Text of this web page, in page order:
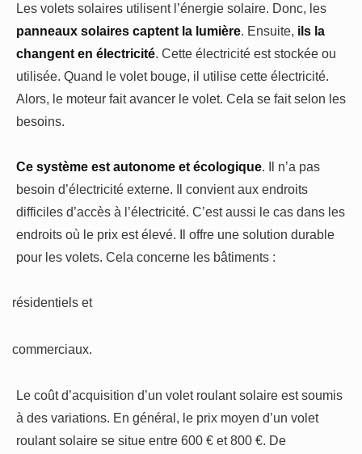
Les volets solaires utilisent l’énergie solaire. Donc, les
panneaux solaires captent la lumière. Ensuite, ils la
changent en électricité. Cette électricité est stockée ou
utilisée. Quand le volet bouge, il utilise cette électricité.
Alors, le moteur fait avancer le volet. Cela se fait selon les
besoins.
Ce système est autonome et écologique. Il n’a pas
besoin d’électricité externe. Il convient aux endroits
difficiles d’accès à l’électricité. C’est aussi le cas dans les
endroits où le prix est élevé. Il offre une solution durable
pour les volets. Cela concerne les bâtiments :
résidentiels et
commerciaux.
Le coût d’acquisition d’un volet roulant solaire est soumis
à des variations. En général, le prix moyen d’un volet
roulant solaire se situe entre 600 € et 800 €. De